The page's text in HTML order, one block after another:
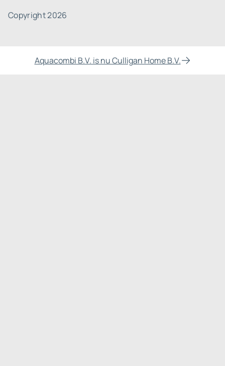
Copyright 2026
Aquacombi B.V. is nu Culligan Home B.V.